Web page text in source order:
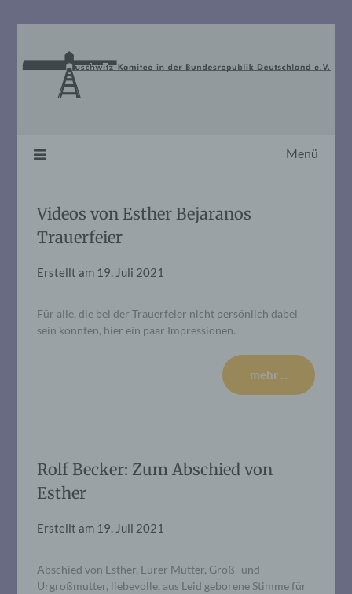
Menü
Videos von Esther Bejaranos
Trauerfeier
Erstellt am 19. Juli 2021
Für alle, die bei der Trauerfeier nicht persönlich dabei
sein konnten, hier ein paar Impressionen.
mehr ...
Rolf Becker: Zum Abschied von
Esther
Erstellt am 19. Juli 2021
Abschied von Esther, Eurer Mutter, Groß- und
Urgroßmutter, liebevolle, aus Leid geborene Stimme für